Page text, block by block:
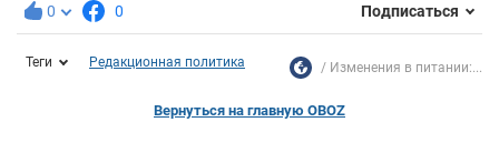
0 0 Подписаться
Теги Редакционная политика Изменения в питании:...
Вернуться на главную OBOZ